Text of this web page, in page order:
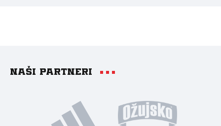
Naši partneri